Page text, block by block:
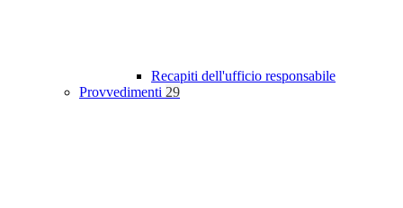
Recapiti dell'ufficio responsabile
Provvedimenti 29